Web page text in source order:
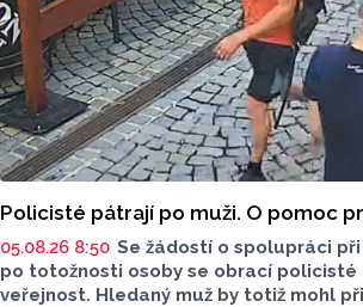
Policisté pátrají po muži. O pomoc
05.08.26 8:50 Se žádostí o spolupráci
po totožnosti osoby se obrací policisté
veřejnost. Hledaný muž by totiž mohl